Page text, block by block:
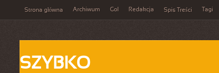
Strona główna Archiwum Gol Redakcja Spis Treści Tagi
SZYBKO